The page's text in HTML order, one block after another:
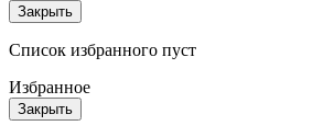
Закрыть
Список избранного пуст
Избранное
Закрыть